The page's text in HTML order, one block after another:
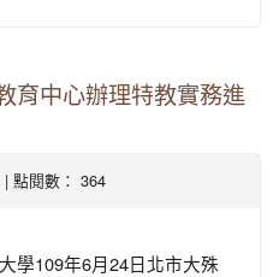
育中心辦理特教實務進
| 點閱數： 364
學109年6月24日北市大殊